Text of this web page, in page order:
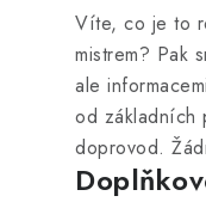
Víte, co je to
mistrem? Pak
ale
od základních
doprovod.